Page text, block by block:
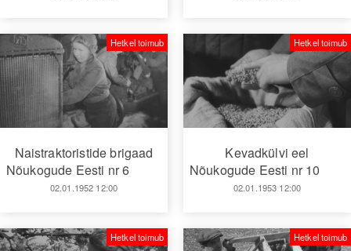
Naistraktoristide brigaad
Nõukogude Eesti nr 6
02.01.1952 12:00
Hetkel toimub
Kevadkülvi eel
Nõukogude Eesti nr 10
02.01.1953 12:00
Hetkel toimub
Hetkel toimub Hetkel toimub